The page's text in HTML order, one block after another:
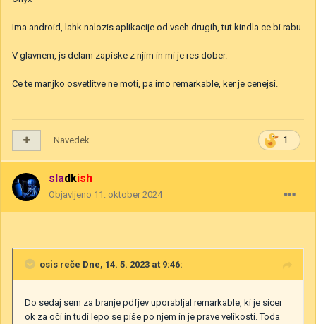
Ima android, lahk nalozis aplikacije od vseh drugih, tut kindla ce bi rabu.
V glavnem, js delam zapiske z njim in mi je res dober.
Ce te manjko osvetlitve ne moti, pa imo remarkable, ker je cenejsi.
1
Navedek
sladkish
Objavljeno 11. oktober 2024
osis reče Dne, 14. 5. 2023 at 9:46:
Do sedaj sem za branje pdfjev uporabljal remarkable, ki je sicer
ok za oči in tudi lepo se piše po njem in je prave velikosti. Toda